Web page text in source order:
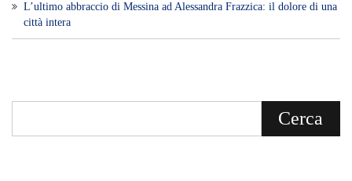
L’ultimo abbraccio di Messina ad Alessandra Frazzica: il dolore di una
città intera